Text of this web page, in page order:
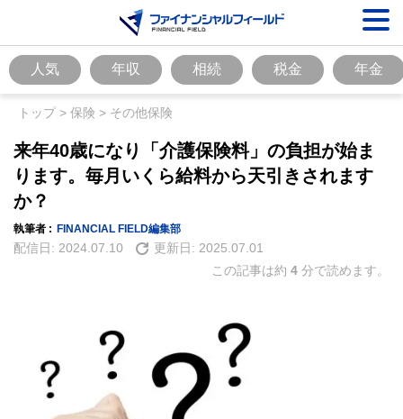
人気 年収 相続 税金 年金
トップ> 保険 > その他保険
来年40歳になり「介護保険料」の負担が始ま
ります。毎月いくら給料から天引きされます
か？
執筆者 : FINANCIAL FIELD編集部
配信日: 2024.07.10 更新日: 2025.07.01
この記事は約 4 分で読めます。